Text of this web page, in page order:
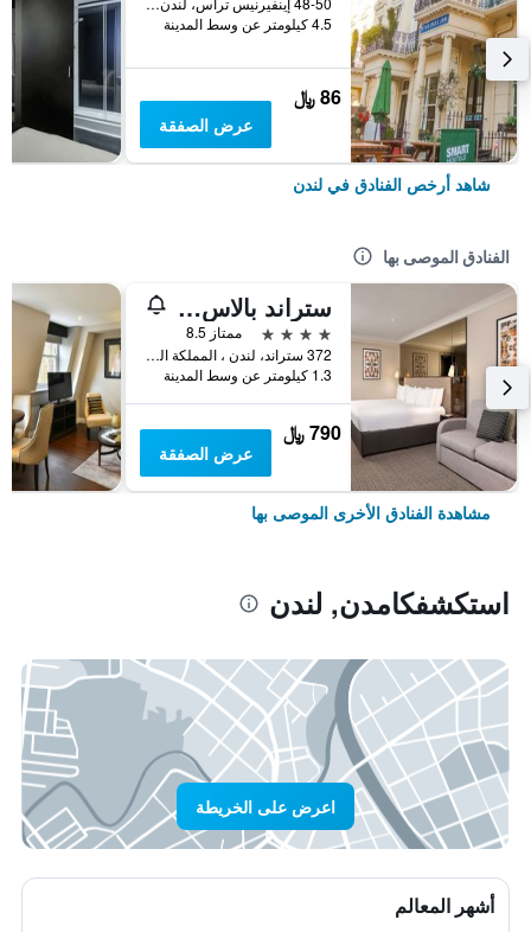
4.5 كيلومتر عن وسط المدينة
86 ﷼
عرض الصفقة
شاهد أرخص الفنادق في لندن
الفنادق الموصى بها
ستراند بالاس هوتل
4 نجوم
ممتاز 8.5
372 ستراند، لندن ، المملكة المتحدة, لندن, المملكة المتحدة
1.3 كيلومتر عن وسط المدينة
790 ﷼
عرض الصفقة
مشاهدة الفنادق الأخرى الموصى بها
استكشفكامدن, لندن
اعرض على الخريطة
أشهر المعالم